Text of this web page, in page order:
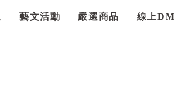
藝文活動 嚴選商品 線上DM